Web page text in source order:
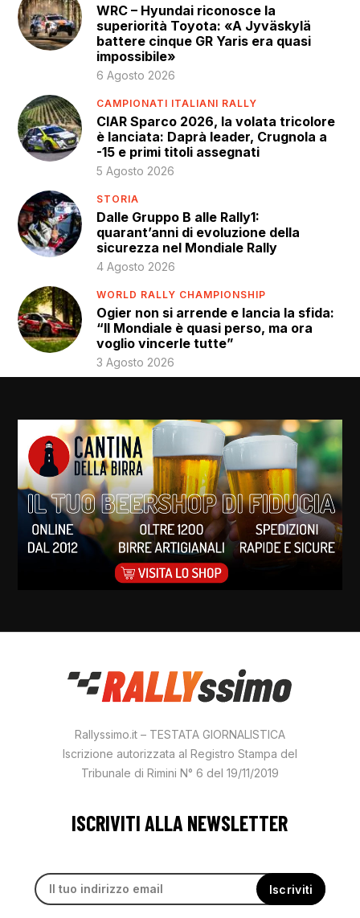
WRC – Hyundai riconosce la
superiorità Toyota: «A Jyväskylä
battere cinque GR Yaris era quasi
impossibile»
6 Agosto 2026
CAMPIONATI ITALIANI RALLY
CIAR Sparco 2026, la volata tricolore
è lanciata: Daprà leader, Crugnola a
-15 e primi titoli assegnati
5 Agosto 2026
STORIA
Dalle Gruppo B alle Rally1:
quarant’anni di evoluzione della
sicurezza nel Mondiale Rally
4 Agosto 2026
WORLD RALLY CHAMPIONSHIP
Ogier non si arrende e lancia la sfida:
“Il Mondiale è quasi perso, ma ora
voglio vincerle tutte”
3 Agosto 2026
Rallyssimo.it – TESTATA GIORNALISTICA
Iscrizione autorizzata al Registro Stampa del
Tribunale di Rimini N° 6 del 19/11/2019
ISCRIVITI ALLA NEWSLETTER